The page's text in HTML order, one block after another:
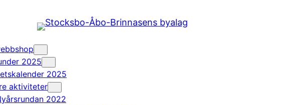
2025
2025
aktiviteter
2022